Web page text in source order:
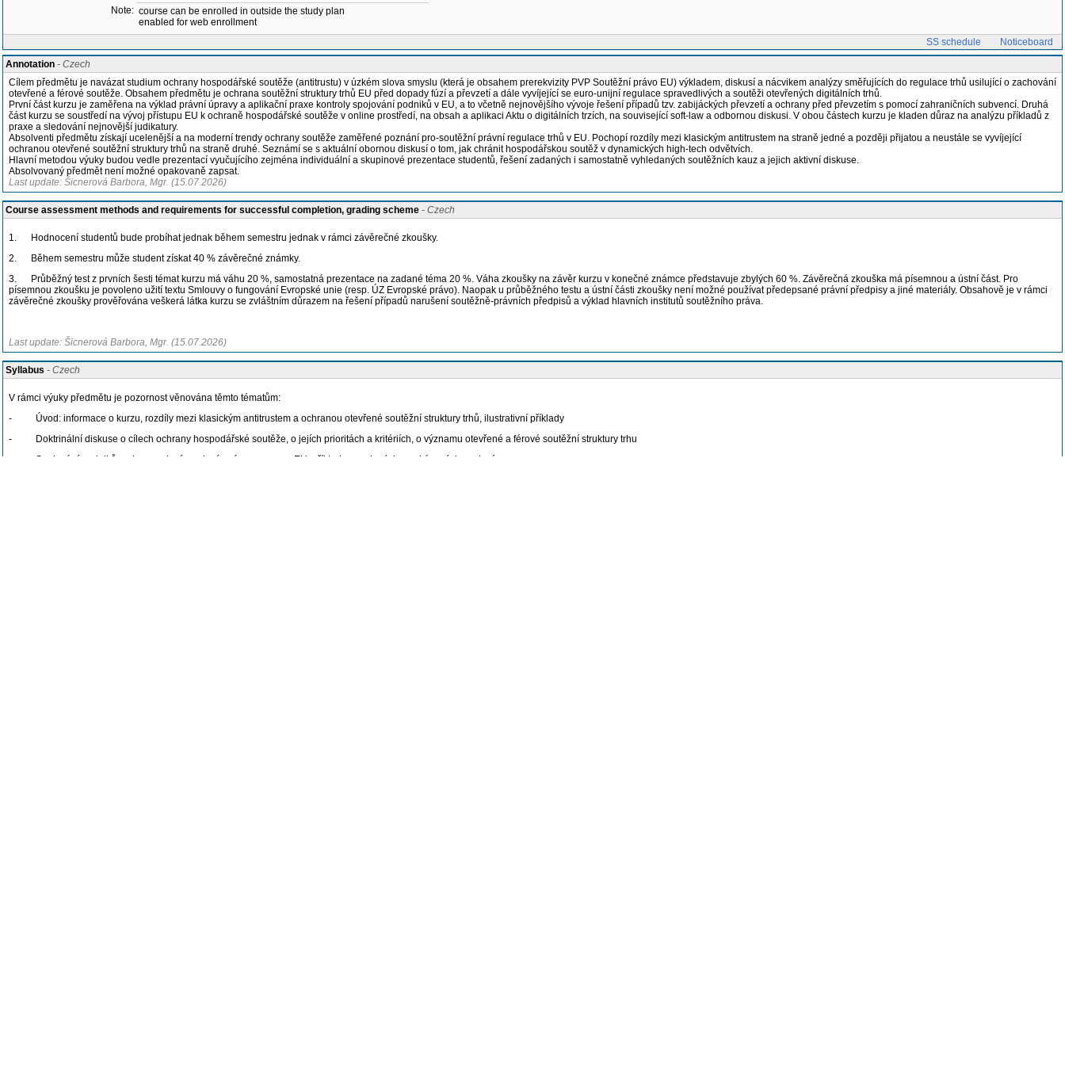
Note: course can be enrolled in outside the study plan
enabled for web enrollment
SS schedule
Noticeboard
Annotation - Czech
Cílem předmětu je navázat studium ochrany hospodářské soutěže (antitrustu) v úzkém slova smyslu (která je obsahem prerekvizity PVP Soutěžní právo EU) výkladem, diskusí a nácvikem analýzy směřujících do regulace trhů usilující o zachování
otevřené a férové soutěže. Obsahem předmětu je ochrana soutěžní struktury trhů EU před dopady fúzí a převzetí a dále vyvíjející se euro-unijní regulace spravedlivých a soutěži otevřených digitálních trhů.
První část kurzu je zaměřena na výklad právní úpravy a aplikační praxe kontroly spojování podniků v EU, a to včetně nejnovějšího vývoje řešení případů tzv. zabijáckých převzetí a ochrany před převzetím s pomocí zahraničních subvencí. Druhá
část kurzu se soustředí na vývoj přístupu EU k ochraně hospodářské soutěže v online prostředí, na obsah a aplikaci Aktu o digitálních trzích, na související soft-law a odbornou diskusi. V obou částech kurzu je kladen důraz na analýzu příkladů z
praxe a sledování nejnovější judikatury.
Absolventi předmětu získají ucelenější a na moderní trendy ochrany soutěže zaměřené poznání pro-soutěžní právní regulace trhů v EU. Pochopí rozdíly mezi klasickým antitrustem na straně jedné a později přijatou a neustále se vyvíjející
ochranou otevřené soutěžní struktury trhů na straně druhé. Seznámí se s aktuální obornou diskusí o tom, jak chránit hospodářskou soutěž v dynamických high-tech odvětvích.
Hlavní metodou výuky budou vedle prezentací vyučujícího zejména individuální a skupinové prezentace studentů, řešení zadaných i samostatně vyhledaných soutěžních kauz a jejich aktivní diskuse.
Absolvovaný předmět není možné opakovaně zapsat.
Last update: Šicnerová Barbora, Mgr. (15.07.2026)
Course assessment methods and requirements for successful completion, grading scheme - Czech
1. Hodnocení studentů bude probíhat jednak během semestru jednak v rámci závěrečné zkoušky.
2. Během semestru může student získat 40 % závěrečné známky.
3. Průběžný test z prvních šesti témat kurzu má váhu 20 %, samostatná prezentace na zadané téma 20 %. Váha zkoušky na závěr kurzu v konečné známce představuje zbylých 60 %. Závěrečná zkouška má písemnou a ústní část. Pro
písemnou zkoušku je povoleno užití textu Smlouvy o fungování Evropské unie (resp. ÚZ Evropské právo). Naopak u průběžného testu a ústní části zkoušky není možné používat předepsané právní předpisy a jiné materiály. Obsahově je v rámci
závěrečné zkoušky prověřována veškerá látka kurzu se zvláštním důrazem na řešení případů narušení soutěžně-právních předpisů a výklad hlavních institutů soutěžního práva.
Last update: Šicnerová Barbora, Mgr. (15.07.2026)
Syllabus - Czech
V rámci výuky předmětu je pozornost věnována těmto tématům:
- Úvod: informace o kurzu, rozdíly mezi klasickým antitrustem a ochranou otevřené soutěžní struktury trhů, ilustrativní příklady
- Doktrinální diskuse o cílech ochrany hospodářské soutěže, o jejích prioritách a kritériích, o významu otevřené a férové soutěžní struktury trhu
- Spojování podniků: pojem spojení, spojení s významem pro EU, příklady povolených a zakázaných spojení